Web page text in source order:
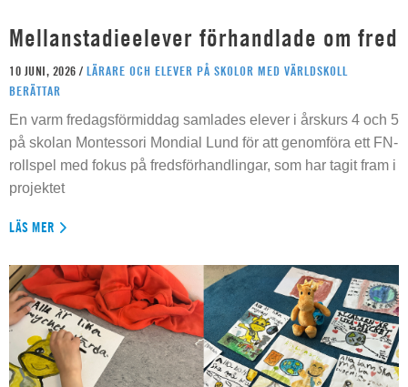
Mellanstadieelever förhandlade om fred
10 JUNI, 2026 / LÄRARE OCH ELEVER PÅ SKOLOR MED VÄRLDSKOLL
BERÄTTAR
En varm fredagsförmiddag samlades elever i årskurs 4 och 5
på skolan Montessori Mondial Lund för att genomföra ett FN-
rollspel med fokus på fredsförhandlingar, som har tagit fram i
projektet
LÄS MER